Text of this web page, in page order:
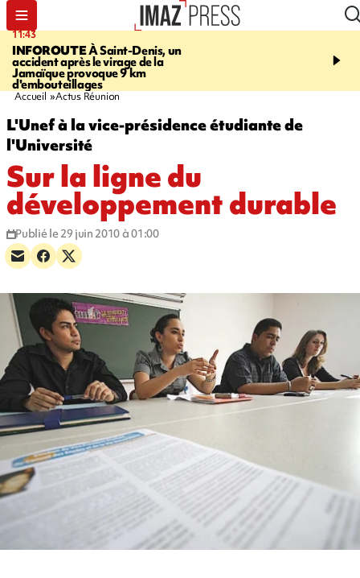
11:43
INFOROUTEÀ Saint-Denis, un
accident après le virage de la
Jamaïque provoque 9 km
d'embouteillages
16:35
gendarmes évacuent
Accueil Actus Réunion
L'Unef à la vice-présidence étudiante de
l'Université
Sur la ligne du
développement durable
Publié le 29 juin 2010 à 01:00